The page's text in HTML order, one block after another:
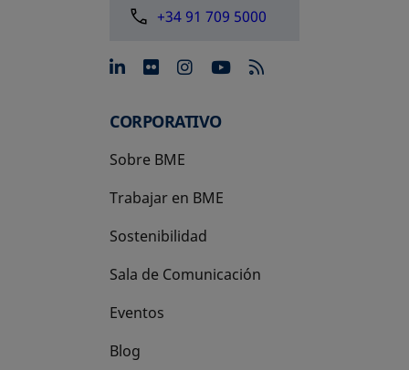
+34 91 709 5000
se abre en una pestaña
se abre en una pestaña
se abre en una
se abre en una
CORPORATIVO
Sobre BME
Trabajar en BME
Sostenibilidad
Sala de Comunicación
Eventos
Blog